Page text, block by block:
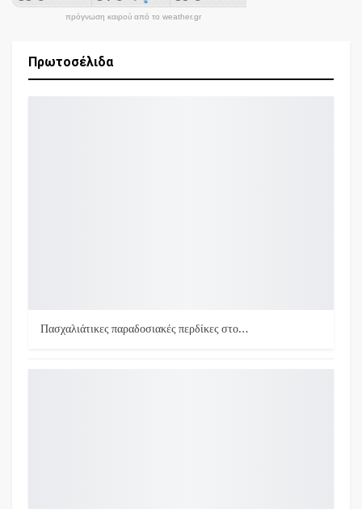
πρόγνωση καιρού από το weather.gr
Πρωτοσέλιδα
Πασχαλιάτικες παραδοσιακές περδίκες στο…